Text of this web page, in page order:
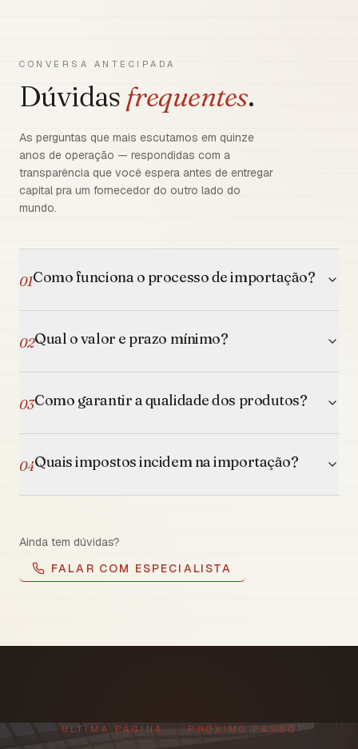
CONVERSA ANTECIPADA
Dúvidas frequentes.
As perguntas que mais escutamos em quinze
anos de operação — respondidas com a
transparência que você espera antes de entregar
capital pra um fornecedor do outro lado do
mundo.
01Como funciona o processo de importação?
02Qual o valor e prazo mínimo?
03Como garantir a qualidade dos produtos?
04Quais impostos incidem na importação?
Ainda tem dúvidas?
FALAR COM ESPECIALISTA
ÚLTIMA PÁGINA · PRÓXIMO PASSO